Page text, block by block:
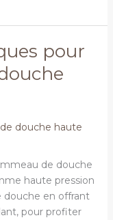
pour
douche haute
de douche
haute pression
douche en offrant
pour profiter